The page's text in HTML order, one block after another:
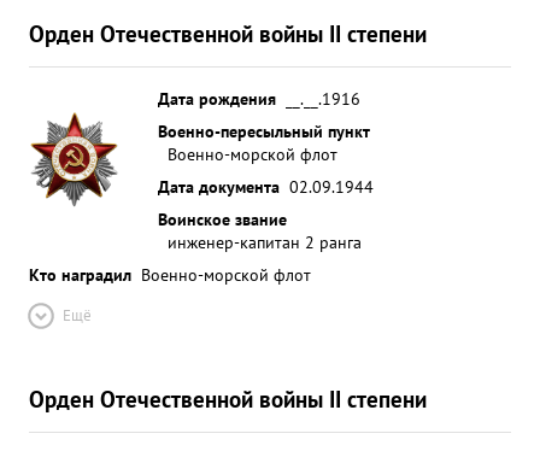
Орден Отечественной войны II степени
Дата рождения
__.__.1916
Военно-пересыльный пункт
Военно-морской флот
Дата документа 02.09.1944
Воинское звание
инженер-капитан 2 ранга
Кто наградил Военно-морской флот
Ещё
Орден Отечественной войны II степени